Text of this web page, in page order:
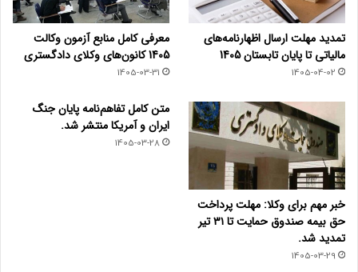
تمدید مهلت ارسال اظهارنامه‌های
مالیاتی تا پایان تابستان 1405
1405-04-02
معرفی کامل منابع آزمون وکالت
1405 کانون‌های وکلای دادگستری
1405-03-31
خبر مهم برای وکلا: مهلت پرداخت
حق بیمه صندوق حمایت تا ۳۱ تیر
تمدید شد.
1405-03-29
متن کامل تفاهم‌نامه پایان جنگ
ایران و آمریکا منتشر شد.
1405-03-28